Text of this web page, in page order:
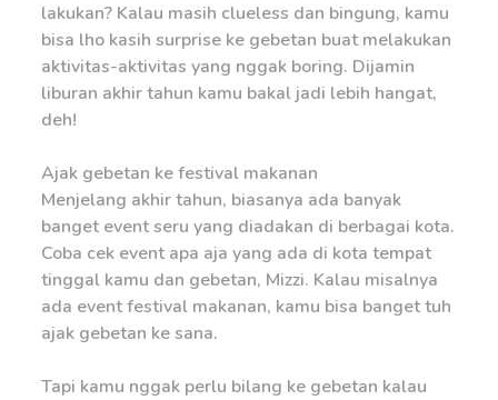
lakukan? Kalau masih clueless dan bingung, kamu
bisa lho kasih surprise ke gebetan buat melakukan
aktivitas-aktivitas yang nggak boring. Dijamin
liburan akhir tahun kamu bakal jadi lebih hangat,
deh!
Ajak gebetan ke festival makanan
Menjelang akhir tahun, biasanya ada banyak
banget event seru yang diadakan di berbagai kota.
Coba cek event apa aja yang ada di kota tempat
tinggal kamu dan gebetan, Mizzi. Kalau misalnya
ada event festival makanan, kamu bisa banget tuh
ajak gebetan ke sana.
Tapi kamu nggak perlu bilang ke gebetan kalau